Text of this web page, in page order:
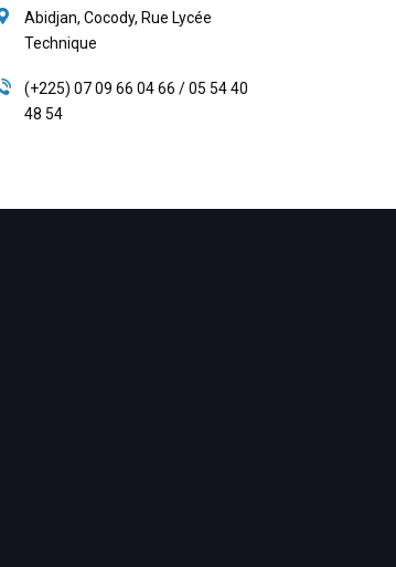
Abidjan, Cocody, Rue Lycée
Technique
(+225) 07 09 66 04 66 / 05 54 40
48 54